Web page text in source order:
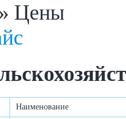
Цены
Наименование